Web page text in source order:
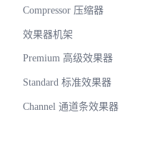
Compressor 压缩器
效果器机架
Premium 高级效果器
Standard 标准效果器
Channel 通道条效果器